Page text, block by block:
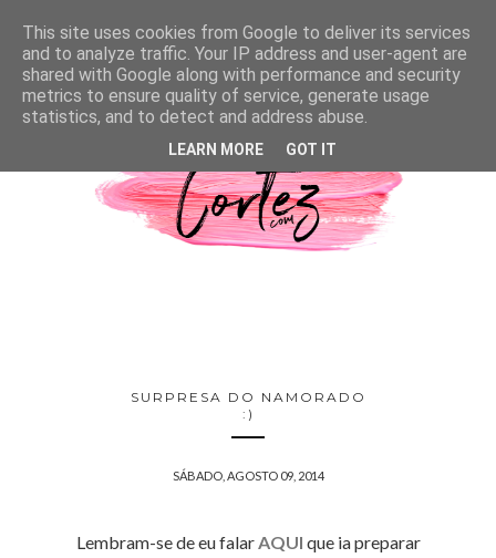
SURPRESA DO NAMORADO
:)
SÁBADO, AGOSTO 09, 2014
Lembram-se de eu falar AQUI que ia preparar
This site uses cookies from Google to deliver its services
and to analyze traffic. Your IP address and user-agent are
shared with Google along with performance and security
metrics to ensure quality of service, generate usage
statistics, and to detect and address abuse.
LEARN MORE GOT IT